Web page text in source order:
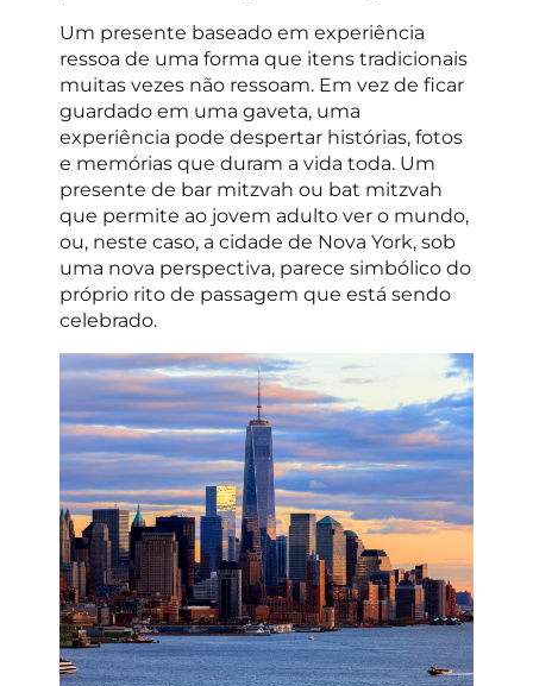
Um presente baseado em experiência
ressoa de uma forma que itens tradicionais
muitas vezes não ressoam. Em vez de ficar
guardado em uma gaveta, uma
experiência pode despertar histórias, fotos
e memórias que duram a vida toda. Um
presente de bar mitzvah ou bat mitzvah
que permite ao jovem adulto ver o mundo,
ou, neste caso, a cidade de Nova York, sob
uma nova perspectiva, parece simbólico do
próprio rito de passagem que está sendo
celebrado.